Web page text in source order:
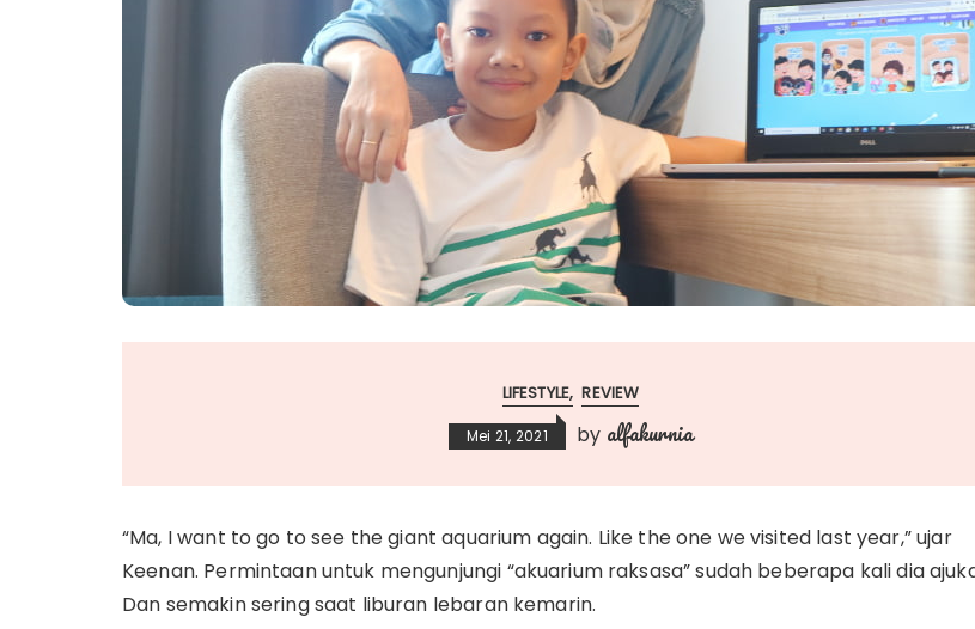
LIFESTYLE REVIEW
Mei 21, 2021 by alfakurnia
“Ma, I want to go to see the giant aquarium again. Like the one we visited last year,” ujar
Keenan. Permintaan untuk mengunjungi “akuarium raksasa” sudah beberapa kali dia
Dan semakin sering saat liburan lebaran kemarin.